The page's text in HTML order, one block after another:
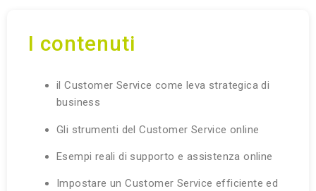
I contenuti
il Customer Service come leva strategica di
business
Gli strumenti del Customer Service online
Esempi reali di supporto e assistenza online
Impostare un Customer Service efficiente ed